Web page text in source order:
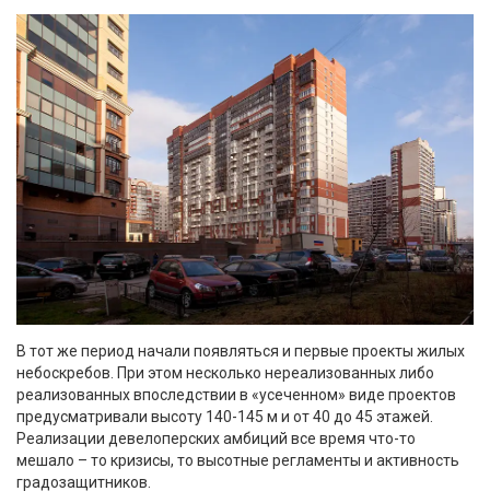
В тот же период начали появляться и первые проекты жилых
небоскребов. При этом несколько нереализованных либо
реализованных впоследствии в «усеченном» виде проектов
предусматривали высоту 140-145 м и от 40 до 45 этажей.
Реализации девелоперских амбиций все время что-то
мешало – то кризисы, то высотные регламенты и активность
градозащитников.